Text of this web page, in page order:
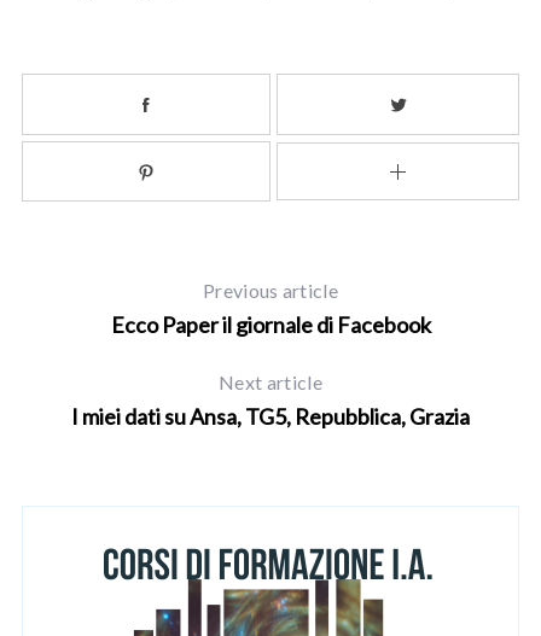
Previous article
Ecco Paper il giornale di Facebook
Next article
I miei dati su Ansa, TG5, Repubblica, Grazia